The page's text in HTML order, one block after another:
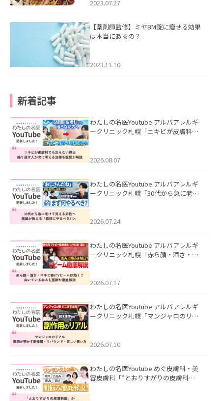
2023.07.27
【薬剤師監修】ミヤBM錠に痩せる効果
は本当にあるの？
2023.11.10
新着記事
わたしの名医Youtube アルバアレルギ
ークリニック札幌「ニキビが皮膚科で
ました。
2026.08.07
わたしの名医Youtube アルバアレルギ
ークリニック札幌「30代から急に老け
た。
2026.07.24
わたしの名医Youtube アルバアレルギ
ークリニック札幌「赤ら顔・酒さ・ニ
した。
2026.07.17
わたしの名医Youtube アルバアレルギ
ークリニック札幌「マンジャロのリア
た。
2026.07.10
わたしの名医Youtube めぐ皮膚科・美
容皮膚科「”とおりすがりの皮膚科